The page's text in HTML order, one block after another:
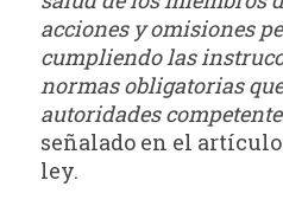
acciones y omisiones
cumpliendo las
normas obligatorias
autoridades
señalado en el
ley.